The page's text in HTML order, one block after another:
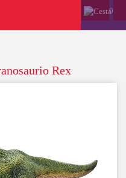
0
Rex